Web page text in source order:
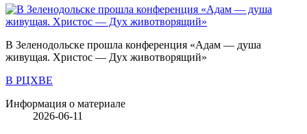
В Зеленодольске прошла конференция «Адам — душа
живущая. Христос — Дух животворящий»
В РЦХВЕ
Информация о материале
2026-06-11